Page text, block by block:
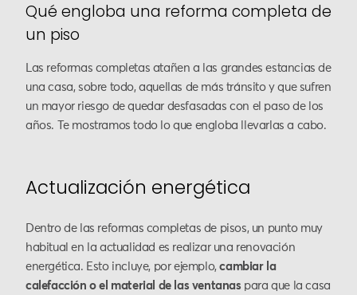
Qué engloba una reforma completa de
un piso
Las reformas completas atañen a las grandes estancias de
una casa, sobre todo, aquellas de más tránsito y que sufren
un mayor riesgo de quedar desfasadas con el paso de los
años. Te mostramos todo lo que engloba llevarlas a cabo.
Actualización energética
Dentro de las reformas completas de pisos, un punto muy
habitual en la actualidad es realizar una renovación
energética. Esto incluye, por ejemplo,cambiar la
calefacción o el material de las ventanas para que la casa